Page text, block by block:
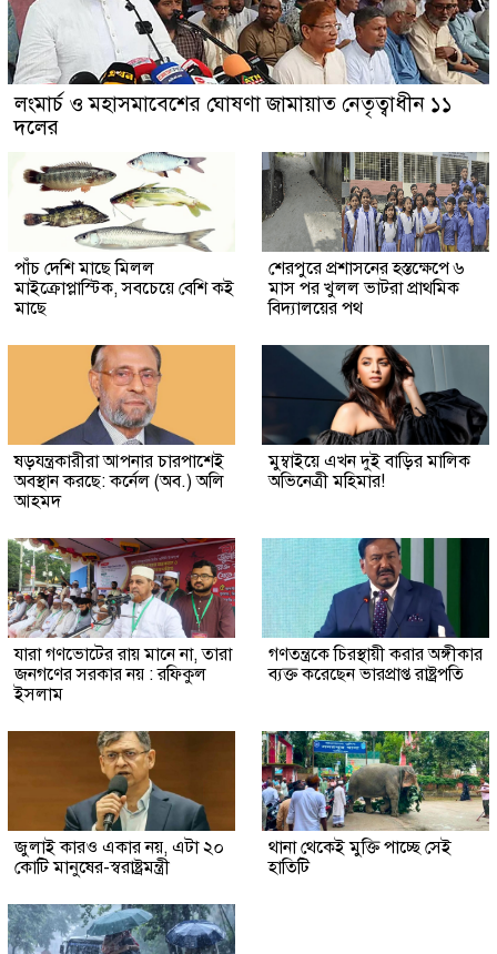
লংমার্চ ও মহাসমাবেশের ঘোষণা জামায়াত নেতৃত্বাধীন ১১
দলের
পাঁচ দেশি মাছে মিলল
মাইক্রোপ্লাস্টিক, সবচেয়ে বেশি কই
মাছে
শেরপুরে প্রশাসনের হস্তক্ষেপে ৬
মাস পর খুলল ভাটরা প্রাথমিক
বিদ্যালয়ের পথ
ষড়যন্ত্রকারীরা আপনার চারপাশেই
অবস্থান করছে: কর্নেল (অব.) অলি
আহমদ
মুম্বাইয়ে এখন দুই বাড়ির মালিক
অভিনেত্রী মহিমার!
যারা গণভোটের রায় মানে না, তারা
জনগণের সরকার নয় : রফিকুল
ইসলাম
গণতন্ত্রকে চিরস্থায়ী করার অঙ্গীকার
ব্যক্ত করেছেন ভারপ্রাপ্ত রাষ্ট্রপতি
জুলাই কারও একার নয়, এটা ২০
কোটি মানুষের-স্বরাষ্ট্রমন্ত্রী
থানা থেকেই মুক্তি পাচ্ছে সেই
হাতিটি